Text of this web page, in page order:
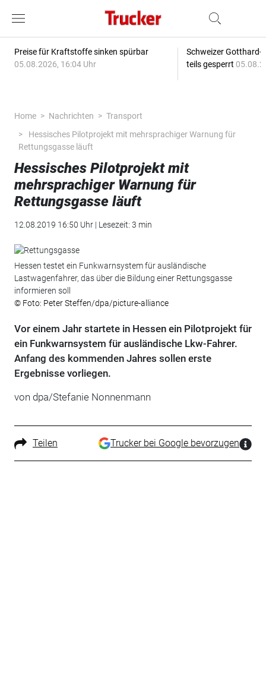
Preise für Kraftstoffe sinken spürbar
05.08.2026, 16:04 Uhr
Schweizer Gotthard-
teils gesperrt
Home Nachrichten
Transport
Hessisches Pilotprojekt mit mehrsprachiger Warnung für
Rettungsgasse läuft
Hessisches Pilotprojekt mit
mehrsprachiger Warnung für
Rettungsgasse läuft
12.08.2019 16:50 Uhr | Lesezeit: 3 min
Hessen testet ein Funkwarnsystem für ausländische
Lastwagenfahrer, das über die Bildung einer Rettungsgasse
informieren soll
© Foto: Peter Steffen/dpa/picture-alliance
Vor einem Jahr startete in Hessen ein Pilotprojekt für
ein Funkwarnsystem für ausländische Lkw-Fahrer.
Anfang des kommenden Jahres sollen erste
Ergebnisse vorliegen.
von dpa/Stefanie Nonnenmann
Teilen Trucker bei Google bevorzugen